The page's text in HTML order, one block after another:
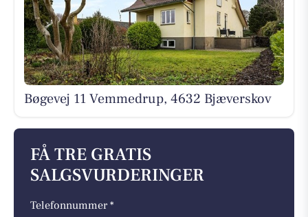
Bøgevej 11 Vemmedrup, 4632 Bjæverskov
FÅ TRE GRATIS
SALGSVURDERINGER
Telefonnummer *